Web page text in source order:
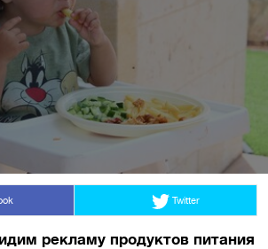
Twitter
рекламу продуктов питания